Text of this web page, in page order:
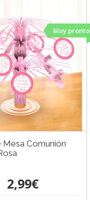
Muy pronto
Comunión
2,99€